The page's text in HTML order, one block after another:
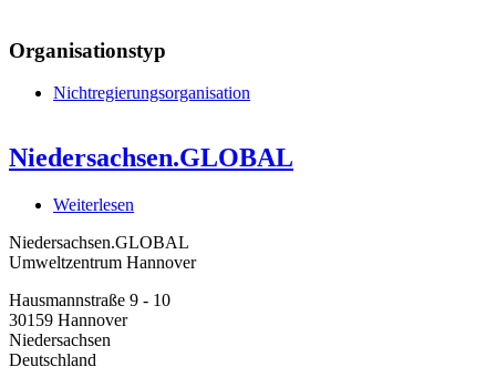
Organisationstyp
Nichtregierungsorganisation
Niedersachsen.GLOBAL
Weiterlesen
Niedersachsen.GLOBAL
Umweltzentrum Hannover
Hausmannstraße 9 - 10
30159 Hannover
Niedersachsen
Deutschland